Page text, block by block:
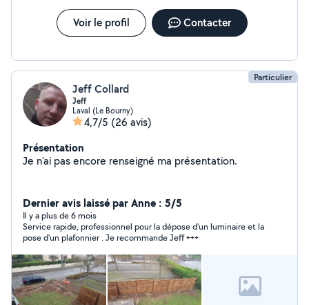
Voir le profil Contacter
Particulier
Jeff Collard
Jeff
Laval (Le Bourny)
4,7/5 (26 avis)
Présentation
Je n'ai pas encore renseigné ma présentation.
Dernier avis laissé par Anne : 5/5
Il y a plus de 6 mois
Service rapide, professionnel pour la dépose d'un luminaire et la
pose d'un plafonnier . Je recommande Jeff +++